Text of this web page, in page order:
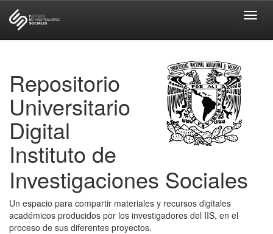
Repositorio
Universitario
Digital
Instituto de
Investigaciones Sociales
Un espacio para compartir materiales y recursos digitales
académicos producidos por los investigadores del IIS, en el
proceso de sus diferentes proyectos.